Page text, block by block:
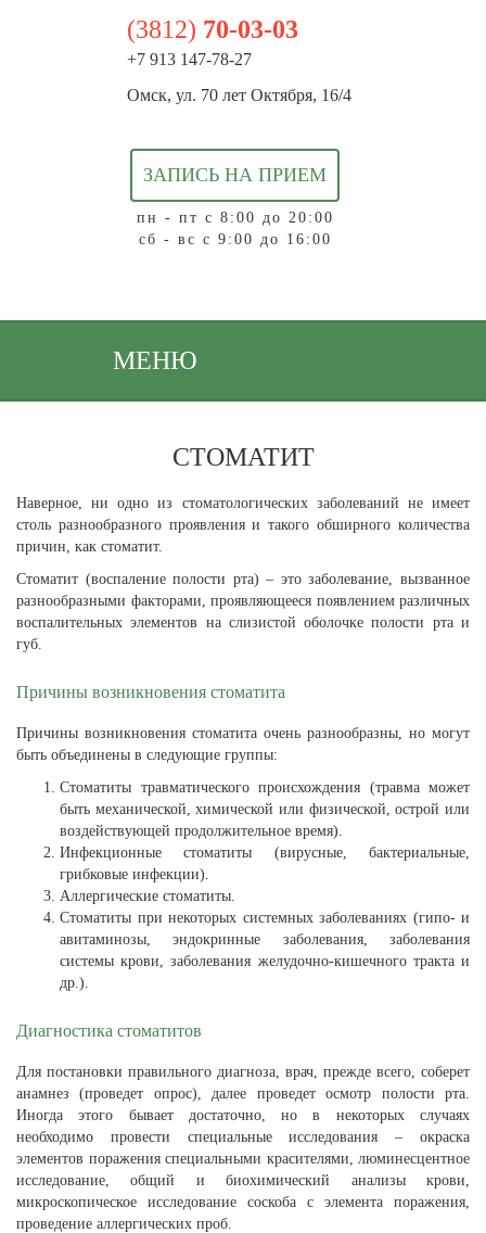
(3812) 70-03-03
+7 913 147-78-27
Омск, ул. 70 лет Октября, 16/4
ЗАПИСЬ НА ПРИЕМ
пн - пт с 8:00 до 20:00
сб - вс с 9:00 до 16:00
МЕНЮ
СТОМАТИТ
Наверное, ни одно из стоматологических заболеваний не имеет
столь разнообразного проявления и такого обширного количества
причин, как стоматит.
Стоматит (воспаление полости рта) – это заболевание, вызванное
разнообразными факторами, проявляющееся появлением различных
воспалительных элементов на слизистой оболочке полости рта и
губ.
Причины возникновения стоматита
Причины возникновения стоматита очень разнообразны, но могут
быть объединены в следующие группы:
Стоматиты травматического происхождения (травма может
быть механической, химической или физической, острой или
воздействующей продолжительное время).
Инфекционные стоматиты (вирусные, бактериальные,
грибковые инфекции).
Аллергические стоматиты.
Стоматиты при некоторых системных заболеваниях (гипо- и
авитаминозы, эндокринные заболевания, заболевания
системы крови, заболевания желудочно-кишечного тракта и
др.).
Диагностика стоматитов
Для постановки правильного диагноза, врач, прежде всего, соберет
анамнез (проведет опрос), далее проведет осмотр полости рта.
Иногда этого бывает достаточно, но в некоторых случаях
необходимо провести специальные исследования – окраска
элементов поражения специальными красителями, люминесцентное
исследование, общий и биохимический анализы крови,
микроскопическое исследование соскоба с элемента поражения,
проведение аллергических проб.